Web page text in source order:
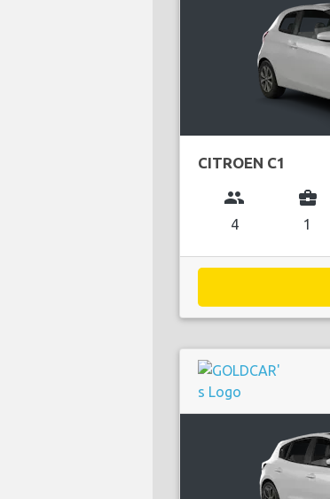
CITROEN C1
group
4
business_center
1